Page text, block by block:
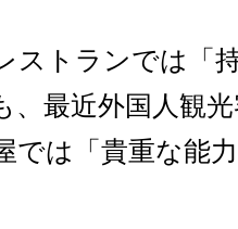
ストランでは「
、最近外国人観
では「貴重な能